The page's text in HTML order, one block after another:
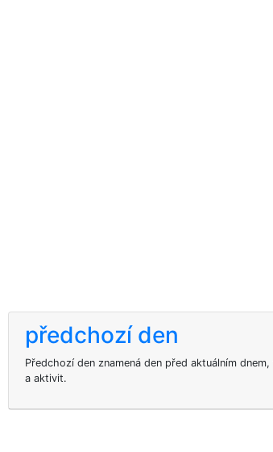
předchozí den
Předchozí den znamená den před aktuálním
a aktivit.